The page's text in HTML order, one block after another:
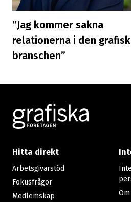
”Jag kommer sakna
relationerna i den
branschen”
Footer
Hitta direkt
Arbetsgivarstöd
Fokusfrågor
Medlemskap